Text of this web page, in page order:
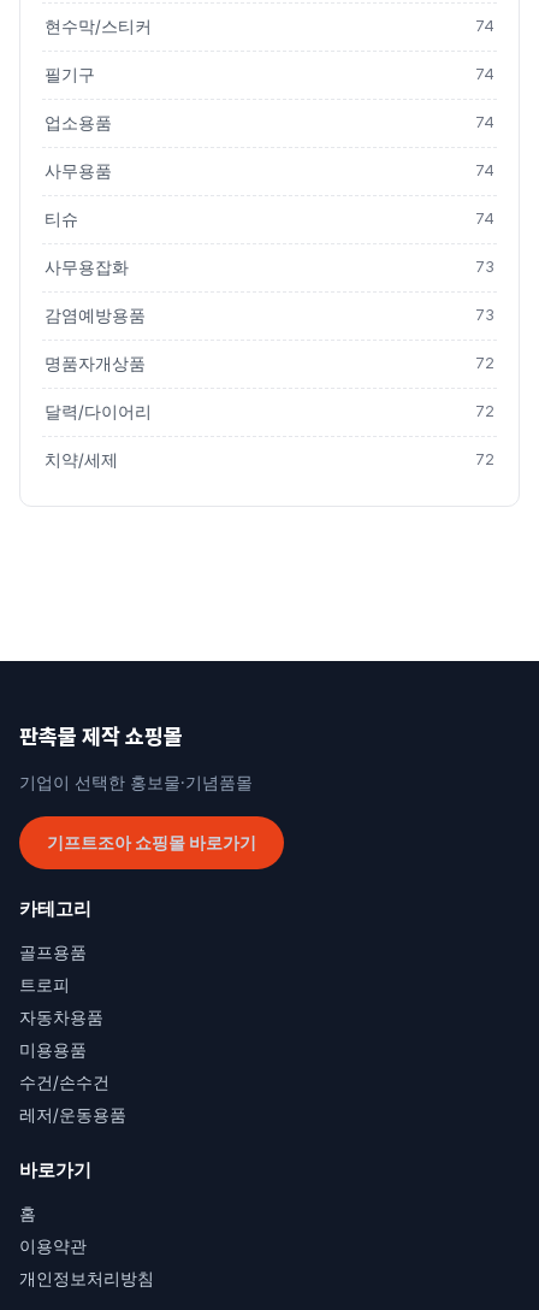
현수막/스티커 74
필기구 74
업소용품 74
사무용품 74
티슈 74
사무용잡화 73
감염예방용품 73
명품자개상품 72
달력/다이어리 72
치약/세제 72
판촉물 제작 쇼핑몰
기업이 선택한 홍보물·기념품몰
기프트조아 쇼핑몰 바로가기
카테고리
골프용품
트로피
자동차용품
미용용품
수건/손수건
레저/운동용품
바로가기
홈
이용약관
개인정보처리방침